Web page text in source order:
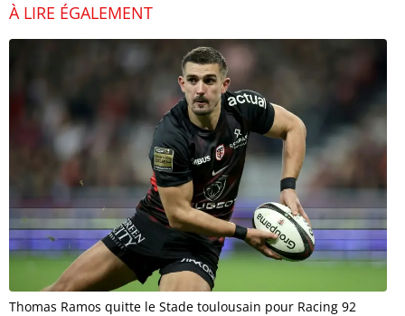
À LIRE ÉGALEMENT
Thomas Ramos quitte le Stade toulousain pour Racing 92